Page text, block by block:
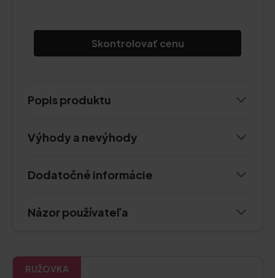
Skontrolovať cenu
Popis produktu
Výhody a nevýhody
Dodatočné informácie
Názor používateľa
RUŽOVKA